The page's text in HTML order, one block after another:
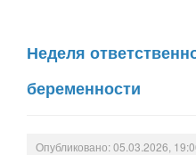
Неделя
беременности
Опубликовано: 05.03.2026,